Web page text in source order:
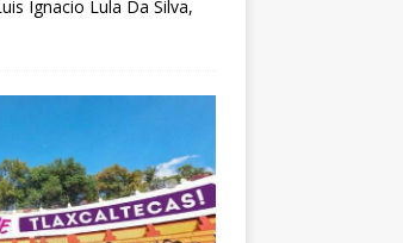
Ignacio Lula Da Silva,